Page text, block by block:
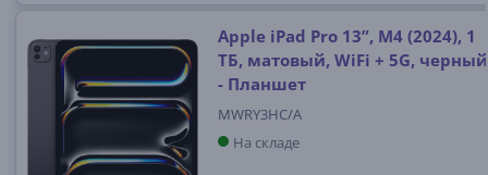
Apple iPad Pro 13”, M4 (2024), 1
ТБ, матовый, WiFi + 5G, черный
- Планшет
MWRY3HC/A
На складе